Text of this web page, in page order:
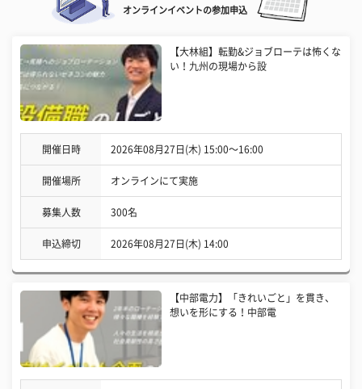
オンラインイベントの参加申込
【大林組】転勤&ジョブローテは怖くな
い！九州の現場から設
開催日時 2026年08月27日(木) 15:00〜16:00
開催場所 オンラインにて実施
募集人数 300名
申込締切 2026年08月27日(木) 14:00
【中部電力】「きれいごと」を貫き、
想いを形にする！中部電